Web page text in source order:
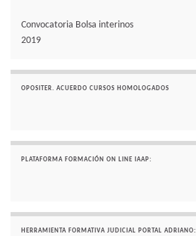
Convocatoria Bolsa interinos
2019
OPOSITER. ACUERDO CURSOS HOMOLOGADOS
PLATAFORMA FORMACIÓN ON LINE IAAP:
HERRAMIENTA FORMATIVA JUDICIAL PORTAL ADRIANO: